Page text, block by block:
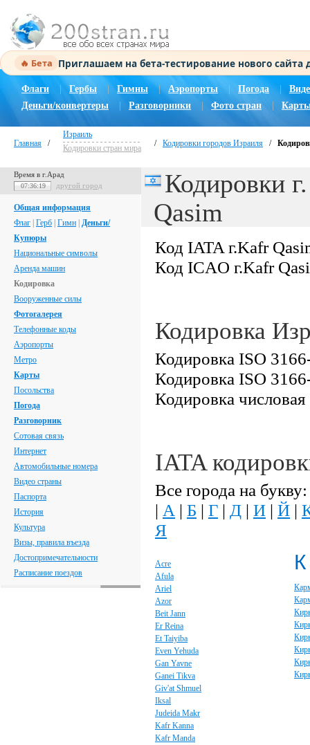
🔥 Бета Приглашаем на бета-тестирование нового
Флаги Гербы Гимны | Аэропорты Погода |
Деньги/конвертеры
Разговорники Фото стран
Главная /
Израиль
Кодировки стран мира
/ Кодировки городов Израиля /
Время в г.Арад
07:36:20 другой город
Общая информация
Флаг Герб Гимн Деньги/
Купюры
Национальные символы
Аренда машин
Кодировка
Вооруженные силы
Фотогалерея
Телефонные коды
Аэропорты
Метро
Карты
Посольства
Погода
Разговорник
Сотовая связь
Интернет
Автомобильные номера
Видео страны
Паспорта
История
Культура
Визы, правила въезда
Достопримечательности
Расписание поездов
Кодировки
Qasim
Код IATA г.Kafr
Код ICAO г.Kafr
Кодировка
Кодировка ISO
Кодировка ISO
Кодировка
IATA
Все города на букву:
| А | Б | Г | Д | И | Й |
Я
Acre
Afula
Ariel
Azor
Beit Jann
Er Reina
Et Taiyiba
Even Yehuda
Gan Yavne
Ganei Tikva
Giv'at Shmuel
Iksal
Judeida Makr
Kafr Kanna
Kafr Manda
К